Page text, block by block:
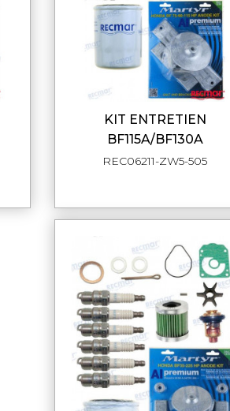
APERÇU RAPIDE
KIT ENTRETIEN
BF115A/BF130A
REC06211-ZW5-505